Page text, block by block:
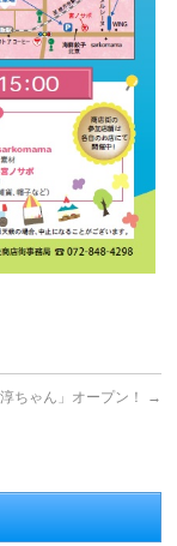
ちゃん」オープン！ →